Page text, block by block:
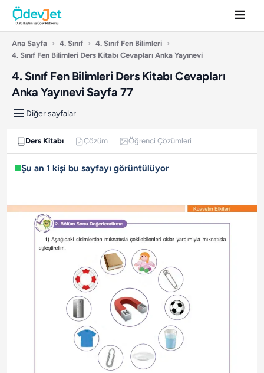
Ana Sayfa › 4. Sınıf › 4. Sınıf Fen Bilimleri ›
4. Sınıf Fen Bilimleri Ders Kitabı Cevapları Anka Yayınevi
4. Sınıf Fen Bilimleri Ders Kitabı Cevapları
Anka Yayınevi Sayfa 77
Diğer sayfalar
Ders Kitabı Çözüm Öğrenci Çözümleri
Şu an 1 kişi bu sayfayı görüntülüyor